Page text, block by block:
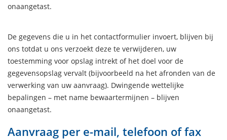
onaangetast.
De gegevens die u in het contactformulier invoert, blijven bij
ons totdat u ons verzoekt deze te verwijderen, uw
toestemming voor opslag intrekt of het doel voor de
gegevensopslag vervalt (bijvoorbeeld na het afronden van de
verwerking van uw aanvraag). Dwingende wettelijke
bepalingen – met name bewaartermijnen – blijven
onaangetast.
Aanvraag per e-mail, telefoon of fax